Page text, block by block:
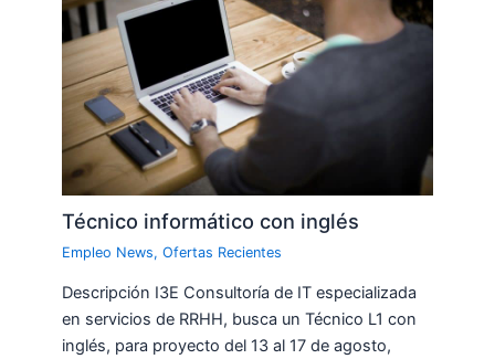
Técnico informático con inglés
Empleo News,Ofertas Recientes
Descripción I3E Consultoría de IT especializada
en servicios de RRHH, busca un Técnico L1 con
inglés, para proyecto del 13 al 17 de agosto,